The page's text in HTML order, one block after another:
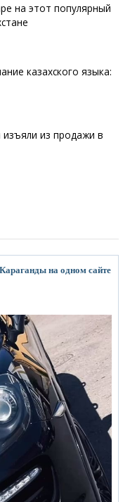
на этот популярный
казахского языка:
из продажи в
на одном сайте